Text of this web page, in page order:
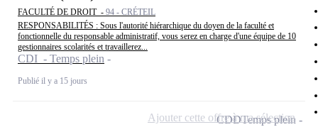
FACULTÉ DE DROIT - 94 - CRÉTEIL
RESPONSABILITÉS : Sous l'autorité hiérarchique du doyen de la faculté et
fonctionnelle du responsable administratif, vous serez en charge d'une équipe de 10
gestionnaires scolarités et travaillerez...
CDI - Temps plein
Publié il y a 15 jours
CDDTemps plein
Ajouter cette offre à ma sélection